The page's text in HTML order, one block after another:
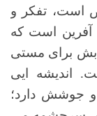
است، تفکر و
است که
برای مستی
اندیشه ایی
و جوشش دارد؛